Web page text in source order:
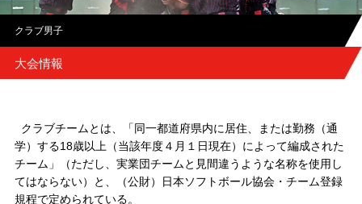
クラブ男子
大会情報
クラブチームとは、「同一都道府県内に居住、または勤務（通
学）する18歳以上（当該年度４月１日現在）によって編成された
チーム」（ただし、実業団チームと見間違うような名称を使用し
てはならない）と、（公財）日本ソフトボール協会・チーム登録
規程で定められている。